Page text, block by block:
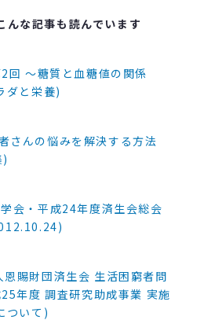
んな記事も読んでいます
回 ～糖質と血糖値の関係
ダと栄養)
さんの悩みを解決する方法
会・平成24年度済生会総会
恩賜財団済生会 生活困窮者問
年度 調査研究助成事業 実施
ついて)